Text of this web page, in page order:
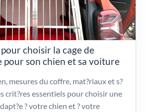
choisir la cage de
son chien et sa voiture
mesures du coffre, mat?riaux et s?
crit?res essentiels pour choisir une
? votre chien et ? votre